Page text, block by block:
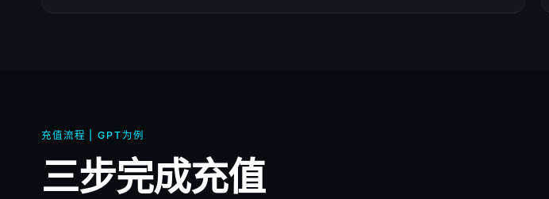
充值流程 | GPT为例
三步完成充值